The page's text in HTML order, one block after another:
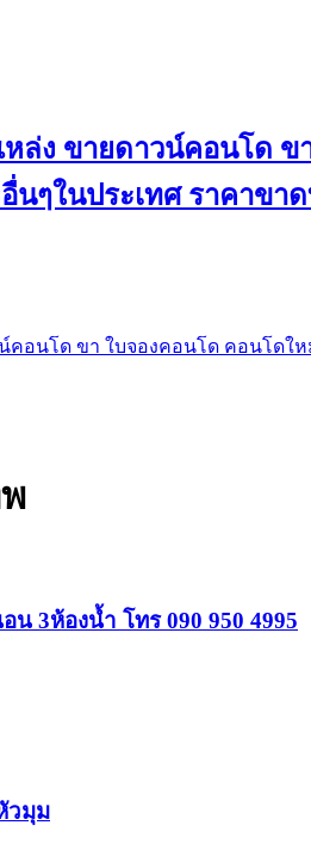
หล่ง ขายดาวน์คอนโด
นๆในประเทศ ราคาขา
คอนโด ขา ใบจองคอนโด คอนโด
3ห้องน้ำ โทร 090 950 4995
วมุม